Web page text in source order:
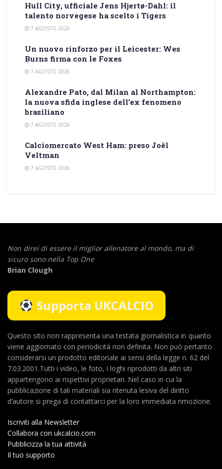
Hull City, ufficiale Jens Hjertø-Dahl: il
talento norvegese ha scelto i Tigers
7 AGOSTO 2026
Un nuovo rinforzo per il Leicester: Wes
Burns firma con le Foxes
7 AGOSTO 2026
Alexandre Pato, dal Milan al Northampton:
la nuova sfida inglese dell’ex fenomeno
brasiliano
7 AGOSTO 2026
Calciomercato West Ham: preso Joël
Veltman
7 AGOSTO 2026
Non direi di essere il miglior allenatore al mondo, ma di
sicuro sono nella Top One
Brian Clough
Supporta UKCALCIO
Questo sito non rappresenta una testata giornalistica in quanto
viene aggiornato con periodicità non definita. Non può pertanto
considerarsi un prodotto editoriale ai sensi della legge n. 62 del
7.03.2001.Tutti i video, le foto, i loghi riprodotti da altri siti
appartengono ai rispettivi proprietari. Nel caso in cui la
pubblicazione di tali materiali sia ritenuta lesiva del diritto
d’autore si prega di contattarci per la loro immediata rimozione.
Iscriviti alla Newsletter
Collabora con ukcalcio.com
Pubblicizza la tua attività
Il tuo supporto